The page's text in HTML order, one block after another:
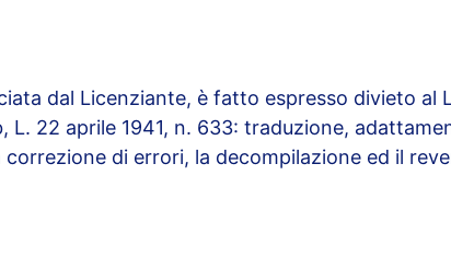
dal Licenziante, è fatto espresso divieto al
L. 22 aprile 1941, n. 633: traduzione,
di errori, la decompilazione ed il